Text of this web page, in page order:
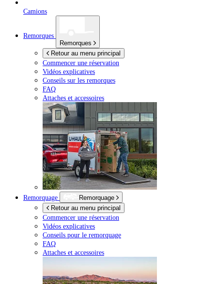
Camions
Remorques
Remorques
Retour au menu principal
Commencer une réservation
Vidéos explicatives
Conseils sur les remorques
FAQ
Attaches et accessoires
Remorquage
Remorquage
Retour au menu principal
Commencer une réservation
Vidéos explicatives
Conseils pour le remorquage
FAQ
Attaches et accessoires